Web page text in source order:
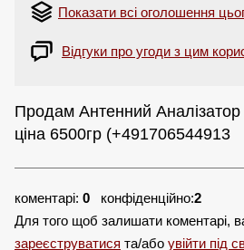
Показати всі оголошення
Відгуки про угоди з цим
Продам Антенний
ціна 6500гр (+491706544913
коментарі: 0 конфіденційно:2
Для того щоб залишати коментарі,
зареєструватися та/або увійти під